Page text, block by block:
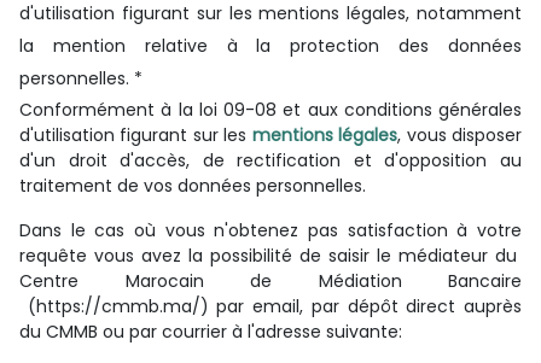
d'utilisation figurant sur les mentions légales, notamment
la mention relative à la protection des données
personnelles. *
Conformément à la loi 09-08 et aux conditions générales
d'utilisation figurant sur les mentions légales, vous disposer
d'un droit d'accès, de rectification et d'opposition au
traitement de vos données personnelles.
Dans le cas où vous n'obtenez pas satisfaction à votre
requête vous avez la possibilité de saisir le médiateur du
Centre Marocain de Médiation Bancaire
(https://cmmb.ma/) par email, par dépôt direct auprès
du CMMB ou par courrier à l'adresse suivante: